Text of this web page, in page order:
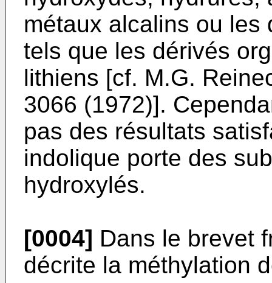
métaux alcalins ou les
tels que les dérivés
lithiens [cf. M.G.
3066 (1972)].
pas des résultats
indolique porte des
hydroxylés.
[0004] Dans le brevet
décrite la méthylation